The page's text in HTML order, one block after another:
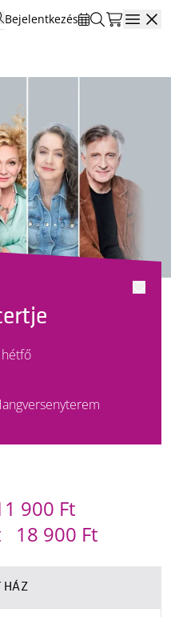
Bejelentkezés
900 Ft
18 900 Ft
HÁZ